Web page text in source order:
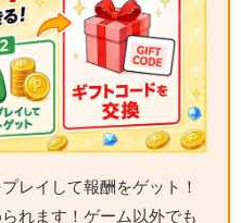
レイして報酬をゲット！
れます！ゲーム以外でも